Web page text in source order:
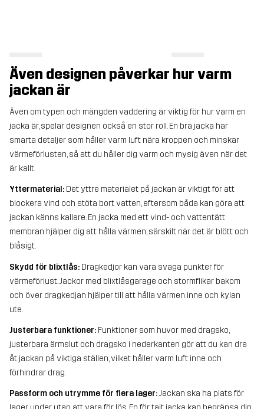
Även designen påverkar hur varm
jackan är
Även om typen och mängden vaddering är viktig för hur varm en
jacka är, spelar designen också en stor roll. En bra jacka har
smarta detaljer som håller varm luft nära kroppen och minskar
värmeförlusten, så att du håller dig varm och mysig även när det
är kallt.
Yttermaterial: Det yttre materialet på jackan är viktigt för att
blockera vind och stöta bort vatten, eftersom båda kan göra att
jackan känns kallare. En jacka med ett vind- och vattentätt
membran hjälper dig att hålla värmen, särskilt när det är blött och
blåsigt.
Skydd för blixtlås: Dragkedjor kan vara svaga punkter för
värmeförlust. Jackor med blixtlåsgarage och stormflikar bakom
och över dragkedjan hjälper till att hålla värmen inne och kylan
ute.
Justerbara funktioner: Funktioner som huvor med dragsko,
justerbara ärmslut och dragsko i nederkanten gör att du kan dra
åt jackan på viktiga ställen, vilket håller varm luft inne och
förhindrar drag.
Passform och utrymme för flera lager:Jackan ska ha plats för